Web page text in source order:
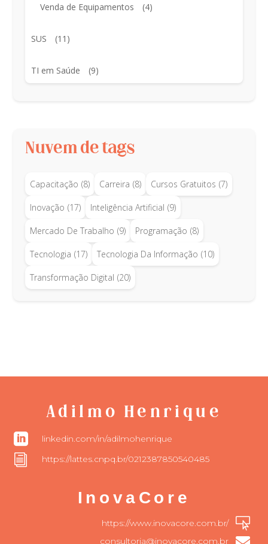
Venda de Equipamentos (4)
SUS (11)
TI em Saúde (9)
Nuvem de tags
Capacitação (8) Carreira (8) Cursos Gratuitos (7)
Inovação (17) Inteligência Artificial (9)
Mercado De Trabalho (9) Programação (8)
Tecnologia (17) Tecnologia Da Informação (10)
Transformação Digital (20)
Adilmo Henrique
 linkedin.com/in/adilmohenrique
i https://lattes.cnpq.br/0212387850540485
InovaCore

https://www.inovacore.com.br/
consultoria@inovacore.com.br